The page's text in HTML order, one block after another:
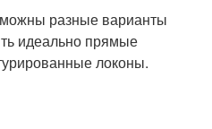
разные варианты
идеально прямые
локоны.